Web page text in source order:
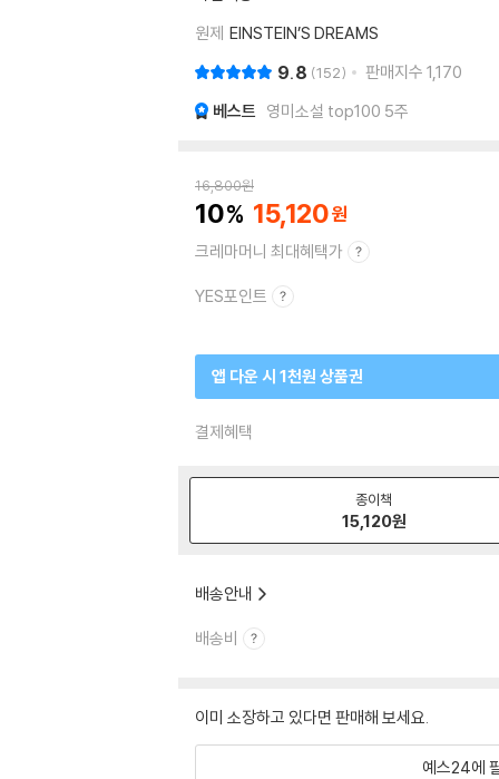
원제 EINSTEIN’S DREAMS
9.8 152 판매지수 1,170
베스트 영미소설 top100 5주
16,800원
10 15,120
크레마머니 최대혜택가
YES포인트
앱 다운 시 1천원 상품권
결제혜택
종이책
15,120원
배송안내
배송비
이미 소장하고 있다면 판매해 보세요.
예스24에